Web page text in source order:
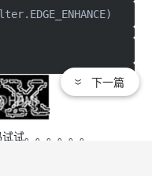
试。。。。。。
下一篇